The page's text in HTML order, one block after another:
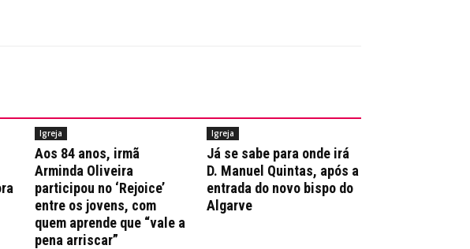
Igreja
Aos 84 anos, irmã
Arminda Oliveira
participou no ‘Rejoice’
entre os jovens, com
quem aprende que “vale a
pena arriscar”
Igreja
Já se sabe para onde irá
D. Manuel Quintas, após a
entrada do novo bispo do
Algarve